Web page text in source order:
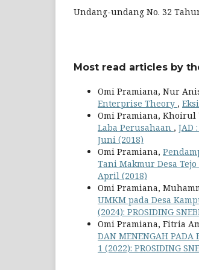
Undang-undang No. 32
Most read articles by
Omi Pramiana, Nur
Enterprise Theory ,
Omi Pramiana, Khoirul
Laba Perusahaan , JAD
Juni (2018)
Omi Pramiana,
Tani Makmur Desa
April (2018)
Omi Pramiana,
UMKM pada Desa
(2024): PROSIDING
Omi Pramiana, Fitria
DAN MENENGAH PADA
1 (2022): PROSIDING